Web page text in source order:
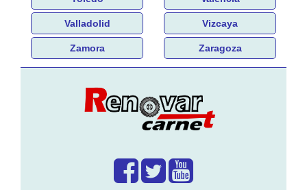
Valladolid Vizcaya
Zamora Zaragoza